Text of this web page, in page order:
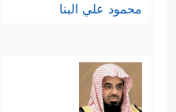
محمود علي البنا